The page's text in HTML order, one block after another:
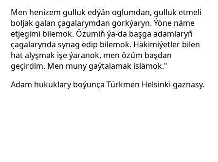
Men henizem gulluk edýän oglumdan, gulluk etmeli
boljak galan çagalarymdan gorkýaryn. Ýöne näme
etjegimi bilemok. Özümiň ýa-da başga adamlaryň
çagalarynda synag edip bilemok. Häkimiýetler bilen
hat alyşmak işe ýaranok, men özüm başdan
geçirdim. Men muny gaýtalamak islämok."
Adam hukuklary boýunça Türkmen Helsinki gaznasy.